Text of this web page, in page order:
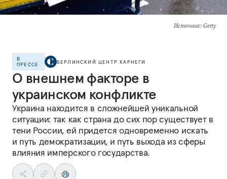
Источник: Getty
В
ПРЕССЕ
БЕРЛИНСКИЙ ЦЕНТР КАРНЕГИ
О внешнем факторе в
украинском конфликте
Украина находится в сложнейшей уникальной
ситуации: так как страна до сих пор существует в
тени России, ей придется одновременно искать
и путь демократизации, и путь выхода из сферы
влияния имперского государства.